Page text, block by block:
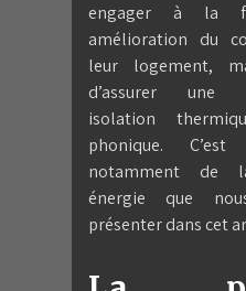
engager à la
amélioration du
leur logement,
d’assurer une
isolation
phonique.
notamment de
énergie que
présenter dans cet